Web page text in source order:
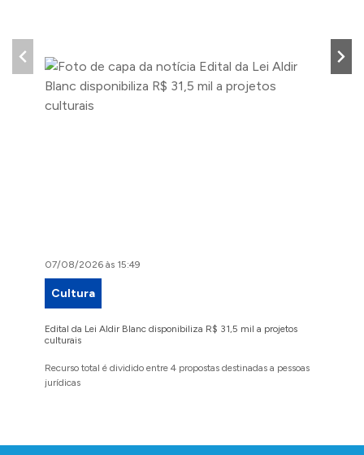
07/08/2026 às 15:49
Cultura
Edital da Lei Aldir Blanc disponibiliza R$ 31,5 mil a projetos
culturais
Recurso total é dividido entre 4 propostas destinadas a pessoas
jurídicas